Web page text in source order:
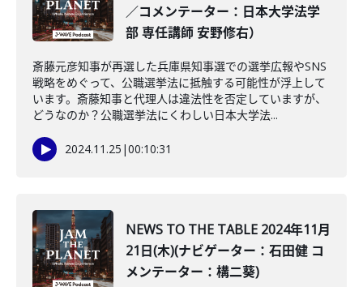
／コメンテーター：日本大学法学
部 専任講師 安野修右）
斎藤元彦知事が再選した兵庫県知事選での選挙広報やSNS
戦略をめぐって、公職選挙法に抵触する可能性が浮上して
います。斎藤知事と代理人は違法性を否定していますが、
どうなのか？公職選挙法にくわしい日本大学法...
2024.11.25 |00:10:31
NEWS TO THE TABLE 2024年11月
21日(木)(ナビゲーター：石田健 コ
メンテーター：構二葵)